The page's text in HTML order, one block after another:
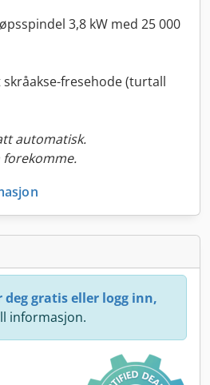
3,8 kW med 25 000
fresehode (turtall
automatisk.
forekomme.
deg gratis eller logg inn,
informasjon.